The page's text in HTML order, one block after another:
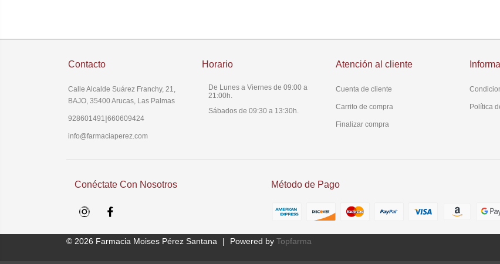
Contacto
Calle Alcalde Suárez Franchy, 21,
BAJO, 35400 Arucas, Las Palmas
928601491|660609424
info@farmaciaperez.com
Horario
De Lunes a Viernes de 09:00 a
21:00h.
Sábados de 09:30 a 13:30h.
Atención al cliente
Cuenta de cliente
Carrito de compra
Finalizar compra
Política
Conéctate Con Nosotros
InstagramFacebook
Método de Pago
© 2026 Farmacia Moises Pérez Santana | Powered by Topfarma